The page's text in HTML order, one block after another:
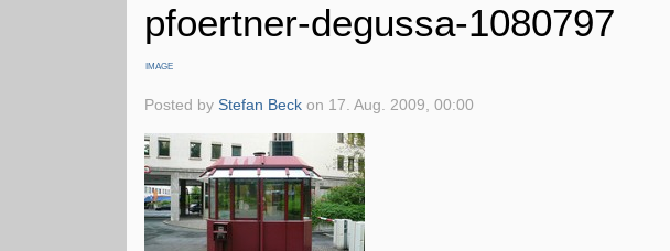
pfoertner-degussa-1080797
IMAGE
Posted byStefan Beck on 17. Aug. 2009, 00:00